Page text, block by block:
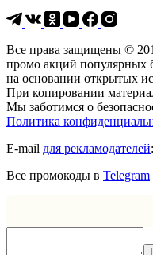
Все права защищены ©
промо акций популярных
на основании открытых
При копировании
Мы заботимся о
Политика
E-mail для рекламодателей:
Все промокоды в Telegram